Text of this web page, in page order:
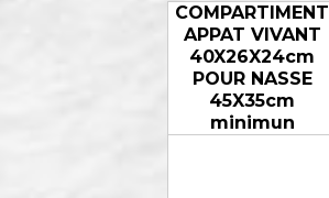
COMPARTIMENT
APPAT VIVANT
40X26X24cm
POUR NASSE
45X35cm
minimun